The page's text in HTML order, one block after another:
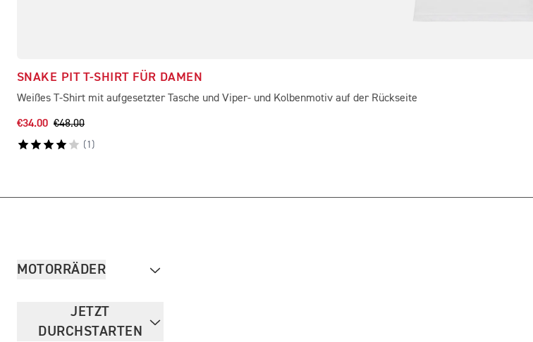
SNAKE PIT T-SHIRT FÜR DAMEN
Weißes T-Shirt mit aufgesetzter Tasche und Viper- und Kolbenmotiv auf der Rückseite
€34.00 €48.00
( 1 )
MOTORRÄDER
JETZT
DURCHSTARTEN